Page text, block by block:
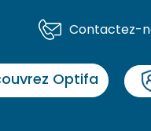
Contactez-
Optifa